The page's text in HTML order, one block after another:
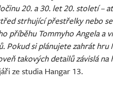
20. a 30. let 20. století –
strhující přestřelky nebo
příběhu Tommyho Angela a
Pokud si plánujete zahrát hru
takových detailů závislá
ze studia Hangar 13.